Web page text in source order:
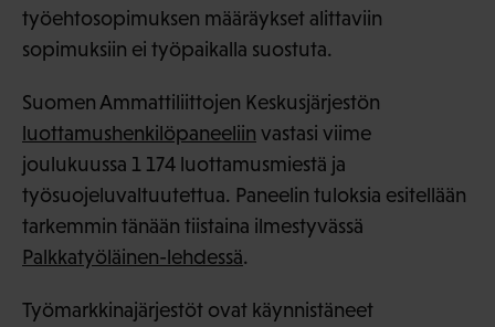
työehtosopimuksen määräykset alittaviin
sopimuksiin ei työpaikalla suostuta.
Suomen Ammattiliittojen Keskusjärjestön
luottamushenkilöpaneeliin vastasi viime
joulukuussa 1 174 luottamusmiestä ja
työsuojeluvaltuutettua. Paneelin tuloksia esitellään
tarkemmin tänään tiistaina ilmestyvässä
Palkkatyöläinen-lehdessä.
Työmarkkinajärjestöt ovat käynnistäneet